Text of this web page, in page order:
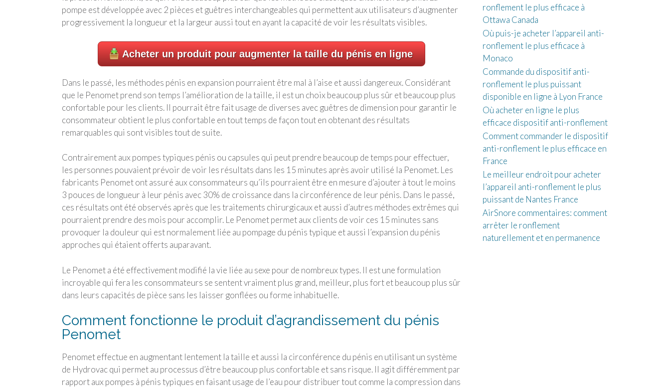
pompe est développée avec 2 pièces et guêtres interchangeables qui permettent aux utilisateurs d’augmenter
progressivement la longueur et la largeur aussi tout en ayant la capacité de voir les résultats visibles.
Acheter un produit pour augmenter la taille du pénis en ligne
Dans le passé, les méthodes pénis en expansion pourraient être mal à l’aise et aussi dangereux. Considérant
que le Penomet prend son temps l’amélioration de la taille, il est un choix beaucoup plus sûr et beaucoup plus
confortable pour les clients. Il pourrait être fait usage de diverses avec guêtres de dimension pour garantir le
consommateur obtient le plus confortable en tout temps de façon tout en obtenant des résultats
remarquables qui sont visibles tout de suite.
Contrairement aux pompes typiques pénis ou capsules qui peut prendre beaucoup de temps pour effectuer,
les personnes pouvaient prévoir de voir les résultats dans les 15 minutes après avoir utilisé la Penomet. Les
fabricants Penomet ont assuré aux consommateurs qu’ils pourraient être en mesure d’ajouter à tout le moins
3 pouces de longueur à leur pénis avec 30% de croissance dans la circonférence de leur pénis. Dans le passé,
ces résultats ont été observés après que les traitements chirurgicaux et aussi d’autres méthodes extrêmes qui
pourraient prendre des mois pour accomplir. Le Penomet permet aux clients de voir ces 15 minutes sans
provoquer la douleur qui est normalement liée au pompage du pénis typique et aussi l’expansion du pénis
approches qui étaient offerts auparavant.
Le Penomet a été effectivement modifié la vie liée au sexe pour de nombreux types. Il est une formulation
incroyable qui fera les consommateurs se sentent vraiment plus grand, meilleur, plus fort et beaucoup plus sûr
dans leurs capacités de pièce sans les laisser gonflées ou forme inhabituelle.
Comment fonctionne le produit d’agrandissement du pénis
Penomet
Penomet effectue en augmentant lentement la taille et aussi la circonférence du pénis en utilisant un système
de Hydrovac qui permet au processus d’être beaucoup plus confortable et sans risque. Il agit différemment par
rapport aux pompes à pénis typiques en faisant usage de l’eau pour distribuer tout comme la compression dans
ronflement le plus efficace à
Ottawa Canada
Où puis-je acheter l’appareil anti-
ronflement le plus efficace à
Monaco
Commande du dispositif anti-
ronflement le plus puissant
disponible en ligne à Lyon France
Où acheter en ligne le plus
efficace dispositif anti-ronflement
Comment commander le dispositif
anti-ronflement le plus efficace en
France
Le meilleur endroit pour acheter
l’appareil anti-ronflement le plus
puissant de Nantes France
AirSnore commentaires: comment
arrêter le ronflement
naturellement et en permanence